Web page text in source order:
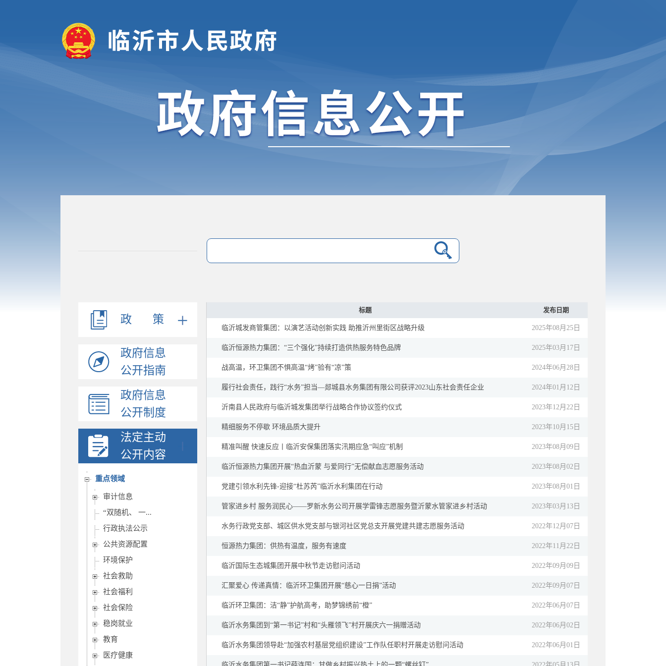
政 策
政府信息
公开指南
政府信息
公开制度
法定主动
公开内容
人事信息
政府工作报告
统计信息
政府采购
价格与收费
行政许可和其他对外管...
行政权力
重要部署执行公开
重点领域
审计信息
“双随机、 一...
行政执法公示
公共资源配置
环境保护
社会救助
社会福利
社会保险
稳岗就业
教育
医疗健康
标题 发布日期
临沂城发商管集团：以演艺活动创新实践 助推沂州里街区战略升级 2025年08月25日
临沂恒源热力集团：“三个强化”持续打造供热服务特色品牌 2025年03月17日
战高温，环卫集团不惧高温“烤”验有“凉”策 2024年06月28日
履行社会责任，践行“水务”担当—郯城县水务集团有限公司获评2023山东社会责任企业 2024年01月12日
沂南县人民政府与临沂城发集团举行战略合作协议签约仪式 2023年12月22日
精细服务不停歇 环境品质大提升 2023年10月15日
精准叫醒 快速反应丨临沂安保集团落实汛期应急“叫应”机制 2023年08月09日
临沂恒源热力集团开展“热血沂蒙 与爱同行”无偿献血志愿服务活动 2023年08月02日
党建引领水利先锋-迎接“杜苏芮”临沂水利集团在行动 2023年08月01日
管家进乡村 服务润民心——罗新水务公司开展学雷锋志愿服务暨沂蒙水管家进乡村活动 2023年03月13日
水务行政党支部、城区供水党支部与银河社区党总支开展党建共建志愿服务活动 2022年12月07日
恒源热力集团：供热有温度，服务有速度 2022年11月22日
临沂国际生态城集团开展中秋节走访慰问活动 2022年09月09日
汇聚爱心 传递真情：临沂环卫集团开展“慈心一日捐”活动 2022年09月07日
临沂环卫集团：洁“静”护航高考，助梦锦绣前“橙” 2022年06月07日
临沂水务集团到“第一书记”村和“头雁领飞”村开展庆六一捐赠活动 2022年06月02日
临沂水务集团领导赴“加强农村基层党组织建设”工作队任职村开展走访慰问活动 2022年06月01日